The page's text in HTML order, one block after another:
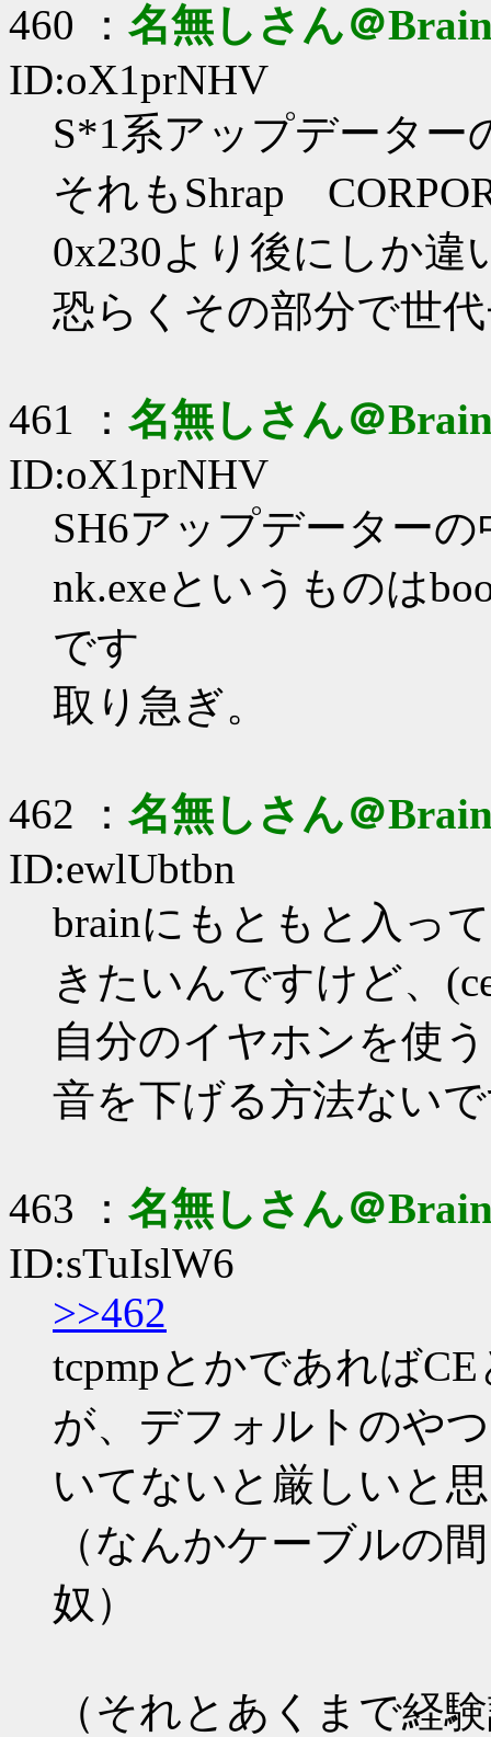
460 ： 名無しさん＠
ID:oX1prNHV
S*1系アップデーター
それもShrap
0x230より後にしか違
恐らくその部分で世
461 ： 名無しさん＠
ID:oX1prNHV
SH6アップデーターの
nk.exeというものは
です
取り急ぎ。
462 ： 名無しさん＠
ID:ewlUbtbn
brainにもともと入っ
きたいんですけど、
自分のイヤホンを使
音を下げる方法ない
463 ： 名無しさん＠
ID:sTuIslW6
>>462
tcpmpとかであれば
が、デフォルトのや
いてないと厳しいと
（なんかケーブルの
奴）
（それとあくまで経